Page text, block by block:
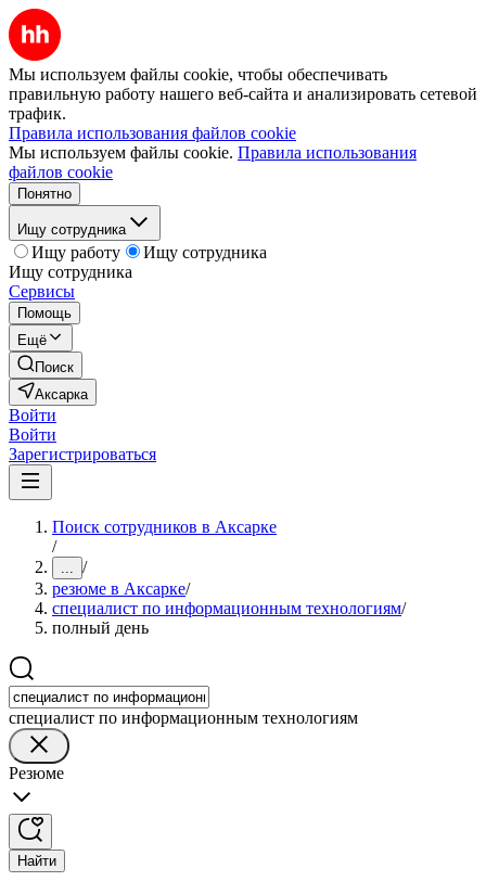
Мы используем файлы cookie, чтобы обеспечивать
правильную работу нашего веб-сайта и анализировать сетевой
трафик.
Правила использования файлов cookie
Мы используем файлы cookie. Правила использования
файлов cookie
Понятно
Ищу сотрудника
Ищу работу
Ищу сотрудника
Ищу сотрудника
Сервисы
Помощь
Ещё
Поиск
Аксарка
Войти
Войти
Зарегистрироваться
Поиск сотрудников в Аксарке
/
... /
резюме в Аксарке/
специалист по информационным технологиям/
полный день
специалист по информационным технологиям
Резюме
Найти